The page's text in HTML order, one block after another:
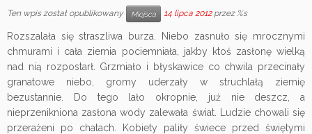
Ten wpis został opublikowany Miejsca 14 lipca 2012 przez %s
Rozszalała się straszliwa burza. Niebo zasnuło się mrocznymi
chmurami i cała ziemia pociemniała, jakby ktoś zasłonę wielką
nad nią rozpostarł. Grzmiało i błyskawice co chwila przecinały
granatowe niebo, gromy uderzały w struchlałą ziemię
bezustannie. Do tego lało okropnie, już nie deszcz, a
nieprzenikniona zasłona wody zalewała świat. Ludzie chowali się
przerażeni po chatach. Kobiety paliły świece przed świętymi